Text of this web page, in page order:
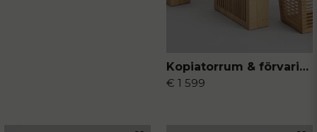
Kopiatorrum & förvaring
€ 1 599